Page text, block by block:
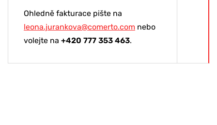
Ohledně fakturace pište na
leona.jurankova@comerto.com nebo
volejte na +420 777 353 463.